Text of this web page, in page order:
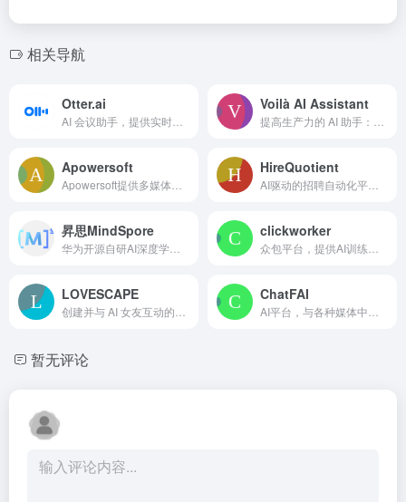
相关导航
Otter.ai Voilà AI Assistant
Apowersoft HireQuotient
昇思MindSpore clickworker
LOVESCAPE ChatFAI
暂无评论